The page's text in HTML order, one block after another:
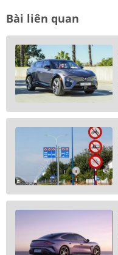
Bài liên quan